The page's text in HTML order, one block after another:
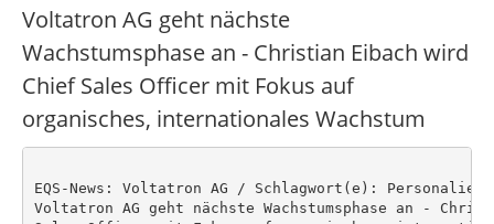
Voltatron AG geht nächste
Wachstumsphase an - Christian Eibach wird
Chief Sales Officer mit Fokus auf
organisches, internationales Wachstum
EQS-News: Voltatron AG / Schlagwort(e): Personalie
Voltatron AG geht nächste Wachstumsphase an -